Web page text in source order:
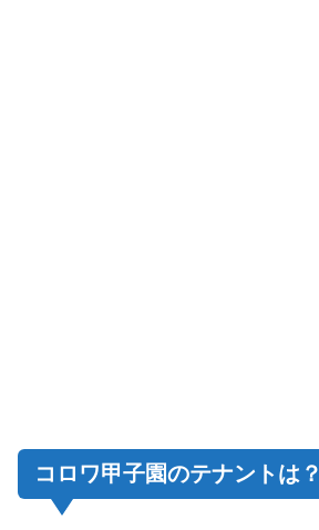
コロワ甲子園のテナントは？